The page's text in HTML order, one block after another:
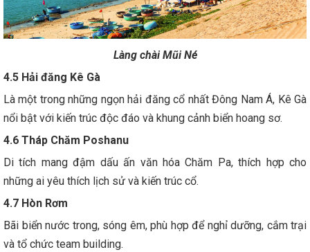
Làng chài Mũi Né
4.5 Hải đăng Kê Gà
Là một trong những ngọn hải đăng cổ nhất Đông Nam Á, Kê Gà
nổi bật với kiến trúc độc đáo và khung cảnh biển hoang sơ.
4.6 Tháp Chăm Poshanu
Di tích mang đậm dấu ấn văn hóa Chăm Pa, thích hợp cho
những ai yêu thích lịch sử và kiến trúc cổ.
4.7 Hòn Rơm
Bãi biển nước trong, sóng êm, phù hợp để nghỉ dưỡng, cắm trại
và tổ chức team building.